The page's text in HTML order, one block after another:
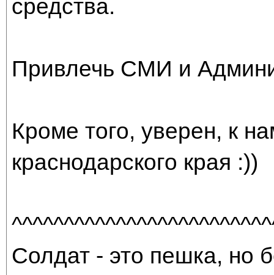
средства.
Привлечь СМИ и
Кроме того, уверен, к
краснодарского края :))
Солдат - это пешка, но